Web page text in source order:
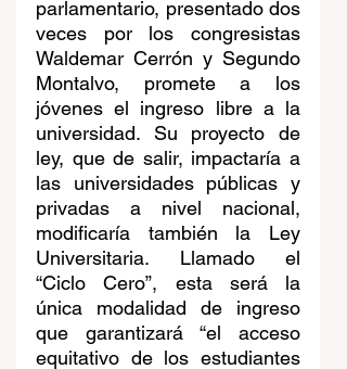
parlamentario, presentado dos
veces por los congresistas
Waldemar Cerrón y Segundo
Montalvo, promete a los
jóvenes el ingreso libre a la
universidad. Su proyecto de
ley, que de salir, impactaría a
las universidades públicas y
privadas a nivel nacional,
modificaría también la Ley
Universitaria. Llamado el
“Ciclo Cero”, esta será la
única modalidad de ingreso
que garantizará “el acceso
equitativo de los estudiantes